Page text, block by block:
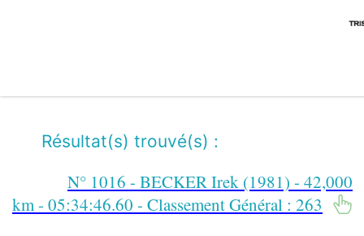
Résultat(s) trouvé(s) :
N° 1016 - BECKER Irek (1981) - 42,000
km - 05:34:46.60 - Classement Général : 263